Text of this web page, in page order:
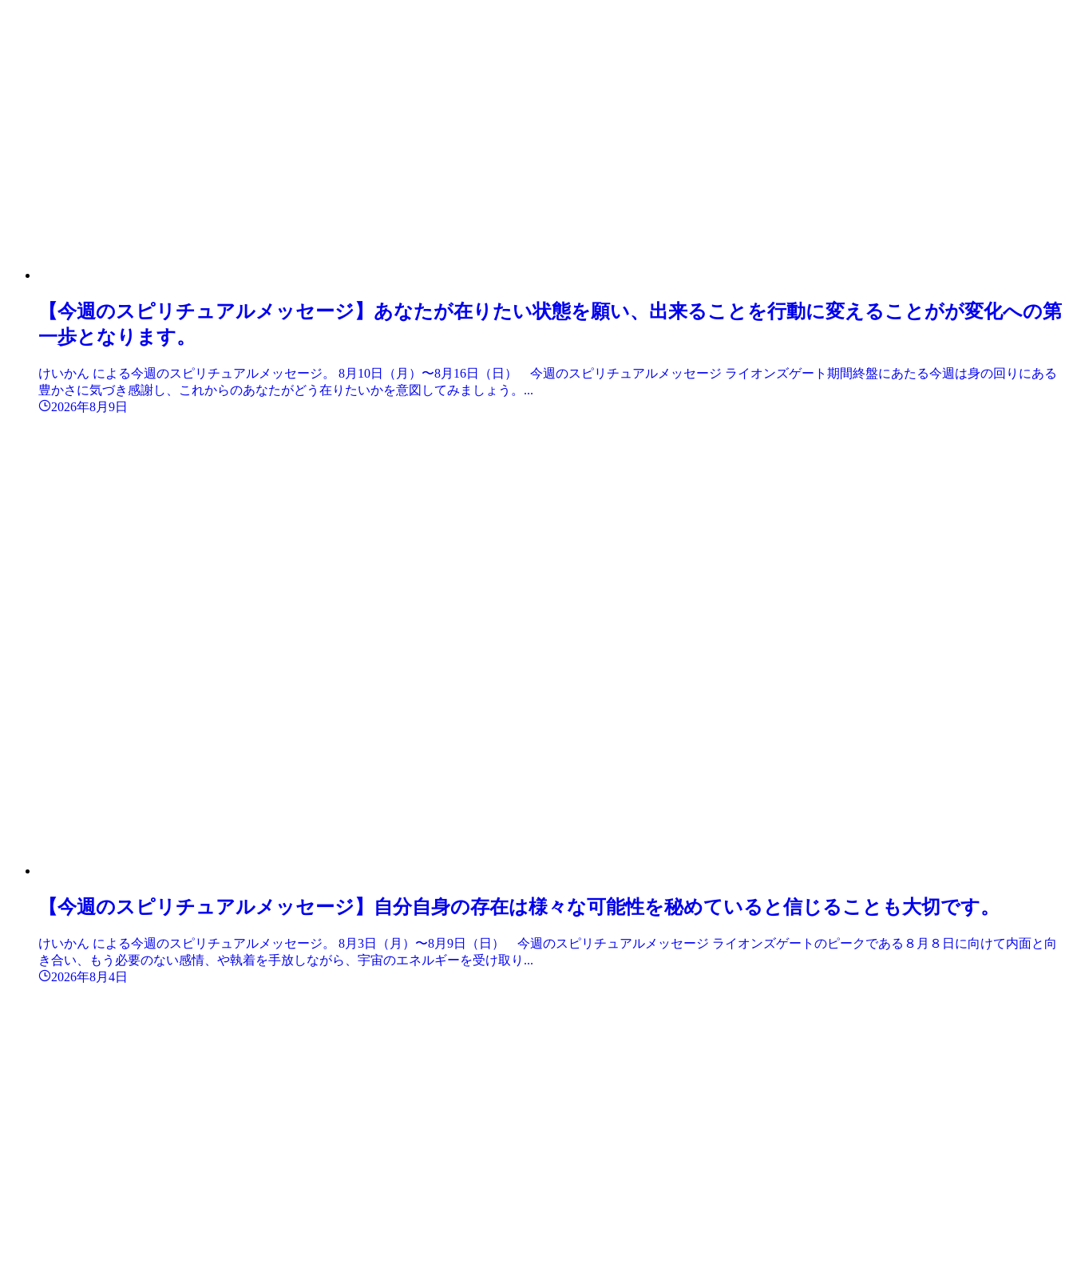
【今週のスピリチュアルメッセージ】あなたが在りたい状態を願い、出来ることを行動に変えることがが変化への第
一歩となります。
けいかん による今週のスピリチュアルメッセージ。 8月10日（月）〜8月16日（日） 今週のスピリチュアルメッセージ ライオンズゲート期間終盤にあたる今週は身の回りにある
豊かさに気づき感謝し、これからのあなたがどう在りたいかを意図してみましょう。...
2026年8月9日
【今週のスピリチュアルメッセージ】自分自身の存在は様々な可能性を秘めていると信じることも大切です。
けいかん による今週のスピリチュアルメッセージ。 8月3日（月）〜8月9日（日） 今週のスピリチュアルメッセージ ライオンズゲートのピークである８月８日に向けて内面と向
き合い、もう必要のない感情、や執着を手放しながら、宇宙のエネルギーを受け取り...
2026年8月4日